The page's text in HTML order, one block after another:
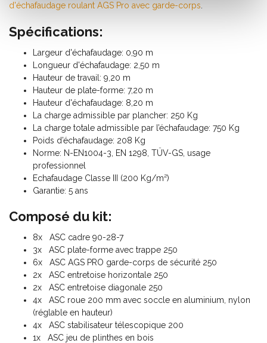
d'échafaudage roulant AGS Pro avec garde-corps
Spécifications:
Largeur d'échafaudage: 0,90 m
Longueur d'échafaudage: 2,50 m
Hauteur de travail: 9,20 m
Hauteur de plate-forme: 7,20 m
Hauteur d'échafaudage: 8,20 m
La charge admissible par plancher: 250 Kg
La charge totale admissible par l’échafaudage: 750 Kg
Poids d’échafaudage: 208 Kg
Norme: N-EN1004-3, EN 1298, TÜV-GS, usage
professionnel
Echafaudage Classe III (200 Kg/m²)
Garantie: 5 ans
Composé du kit:
8x ASC cadre 90-28-7
3x ASC plate-forme avec trappe 250
6x ASC AGS PRO garde-corps de sécurité 250
2x ASC entretoise horizontale 250
2x ASC entretoise diagonale 250
4x ASC roue 200 mm avec soccle en aluminium, nylon
(réglable en hauteur)
4x ASC stabilisateur télescopique 200
1x ASC jeu de plinthes en bois